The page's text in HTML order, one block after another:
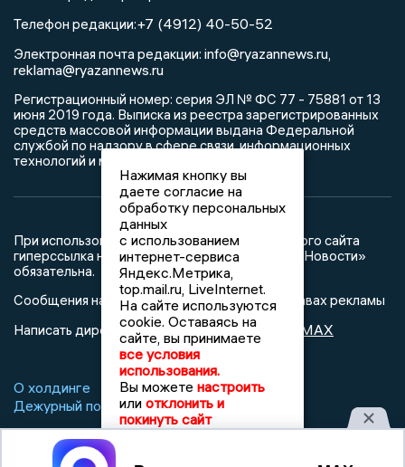
Телефон редакции:+7 (4912) 40-50-52
Электронная почта редакции: info@ryazannews.ru,
reklama@ryazannews.ru
Регистрационный номер: серия ЭЛ № ФС 77 - 75881 от 13
июня 2019 года. Выписка из реестра зарегистрированных
средств массовой информации выдана Федеральной
службой по надзору в сфере связи, информационных
технологий и массовых коммуникаций
При использовании любого материала с данного сайта
гиперссылка на Сетевое издание «Рязанские Новости»
обязательна.
Сообщения на сером фоне размещены на правах рекламы
Написать директору в телеграм@mazov MAX
О холдинге Вакансии
Реклама
Дежурный по новостям
Нажимая кнопку вы
даете согласие на
обработку персональных
данных
с использованием
интернет-сервиса
Яндекс.Метрика,
top.mail.ru, LiveInternet.
На сайте используются
cookie. Оставаясь на
сайте, вы принимаете
все условия
использования.
Вы можете настроить
или отклонить и
покинуть сайт